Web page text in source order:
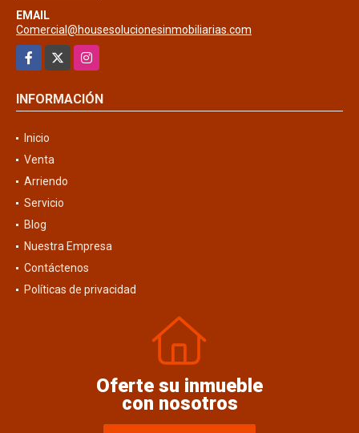
EMAIL
Comercial@housesolucionesinmobiliarias.com
Facebook
Instagram
INFORMACIÓN
Inicio
Venta
Arriendo
Servicio
Blog
Nuestra Empresa
Contáctenos
Políticas de privacidad
Oferte su inmueble
con nosotros